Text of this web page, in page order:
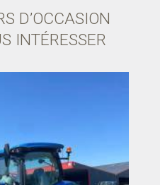
D’OCCASION
INTÉRESSER